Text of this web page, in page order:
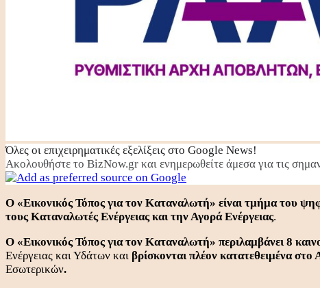
Όλες οι επιχειρηματικές εξελίξεις στο Google News!
Ακολουθήστε το BizNow.gr και ενημερωθείτε άμεσα για τις
Ο «Εικονικός Τόπος για τον Καταναλωτή» είναι τμήμα του
τους Καταναλωτές Ενέργειας και την Αγορά Ενέργειας.
Ο «Εικονικός Τόπος για τον Καταναλωτή» περιλαμβάνει 8
Ενέργειας και Υδάτων και βρίσκονται πλέον κατατεθειμένα
Εσωτερικών.